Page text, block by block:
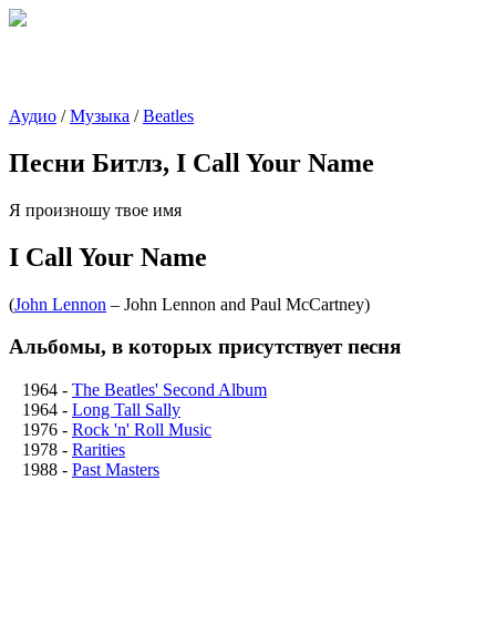
Аудио /Музыка /Beatles
Песни Битлз, I Call Your Name
Я произношу твое имя
I Call Your Name
(John Lennon – John Lennon and Paul McCartney)
Альбомы, в которых присутствует песня
1964 - The Beatles' Second Album
1964 - Long Tall Sally
1976 - Rock 'n' Roll Music
1978 - Rarities
1988 - Past Masters